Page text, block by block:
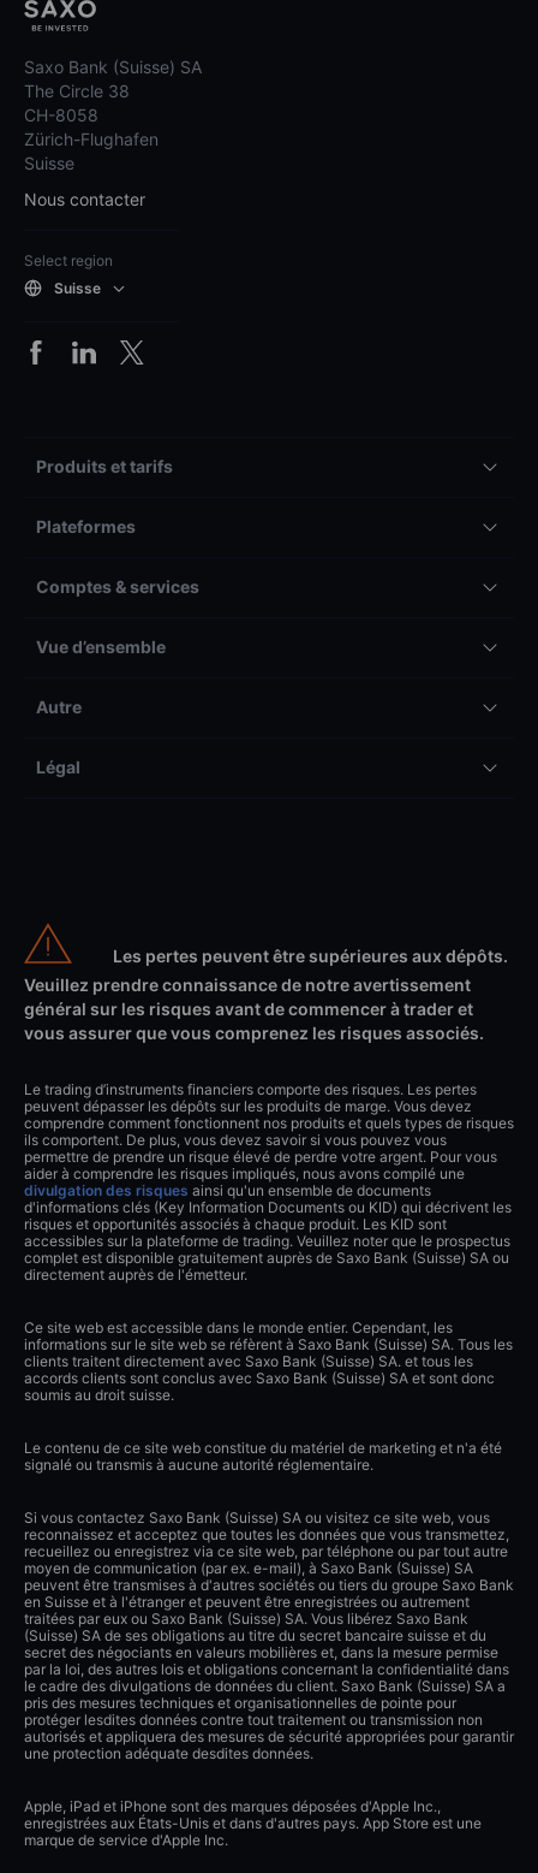
Saxo Bank (Suisse) SA
The Circle 38
CH-8058
Zürich-Flughafen
Suisse
Nous contacter
Select region
Suisse
Produits et tarifs
Plateformes
Comptes & services
Vue d’ensemble
Autre
Légal
Les pertes peuvent être supérieures aux dépôts.
Veuillez prendre connaissance de notre avertissement
général sur les risques avant de commencer à trader et
vous assurer que vous comprenez les risques associés.
Le trading d’instruments financiers comporte des risques. Les pertes
peuvent dépasser les dépôts sur les produits de marge. Vous devez
comprendre comment fonctionnent nos produits et quels types de risques
ils comportent. De plus, vous devez savoir si vous pouvez vous
permettre de prendre un risque élevé de perdre votre argent. Pour vous
aider à comprendre les risques impliqués, nous avons compilé une
divulgation des risques ainsi qu'un ensemble de documents
d'informations clés (Key Information Documents ou KID) qui décrivent les
risques et opportunités associés à chaque produit. Les KID sont
accessibles sur la plateforme de trading. Veuillez noter que le prospectus
complet est disponible gratuitement auprès de Saxo Bank (Suisse) SA ou
directement auprès de l'émetteur.
Ce site web est accessible dans le monde entier. Cependant, les
informations sur le site web se réfèrent à Saxo Bank (Suisse) SA. Tous les
clients traitent directement avec Saxo Bank (Suisse) SA. et tous les
accords clients sont conclus avec Saxo Bank (Suisse) SA et sont donc
soumis au droit suisse.
Le contenu de ce site web constitue du matériel de marketing et n'a été
signalé ou transmis à aucune autorité réglementaire.
Si vous contactez Saxo Bank (Suisse) SA ou visitez ce site web, vous
reconnaissez et acceptez que toutes les données que vous transmettez,
recueillez ou enregistrez via ce site web, par téléphone ou par tout autre
moyen de communication (par ex. e-mail), à Saxo Bank (Suisse) SA
peuvent être transmises à d'autres sociétés ou tiers du groupe Saxo Bank
en Suisse et à l'étranger et peuvent être enregistrées ou autrement
traitées par eux ou Saxo Bank (Suisse) SA. Vous libérez Saxo Bank
(Suisse) SA de ses obligations au titre du secret bancaire suisse et du
secret des négociants en valeurs mobilières et, dans la mesure permise
par la loi, des autres lois et obligations concernant la confidentialité dans
le cadre des divulgations de données du client. Saxo Bank (Suisse) SA a
pris des mesures techniques et organisationnelles de pointe pour
protéger lesdites données contre tout traitement ou transmission non
autorisés et appliquera des mesures de sécurité appropriées pour garantir
une protection adéquate desdites données.
Apple, iPad et iPhone sont des marques déposées d'Apple Inc.,
enregistrées aux États-Unis et dans d'autres pays. App Store est une
marque de service d'Apple Inc.